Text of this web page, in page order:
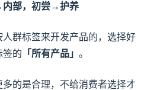
部，初尝→护养
群标签来开发产品的，选择好
签的 「所有产品」 。
的是合理，不给消费者选择才